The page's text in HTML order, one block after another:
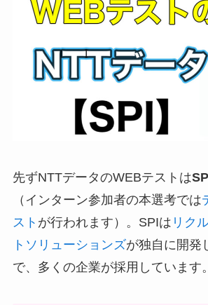
先ずNTTデータのWEBテストは
（インターン参加者の本選考では
スト が行われます）。SPIは リク
トソリューションズが独自に開発
で、多くの企業が採用しています。